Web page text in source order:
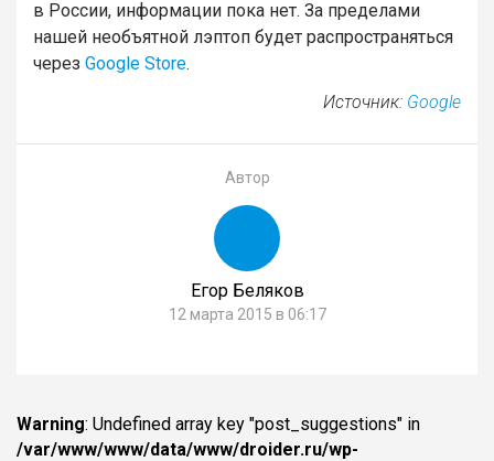
в России, информации пока нет. За пределами
нашей необъятной лэптоп будет распространяться
через Google Store.
Источник: Google
Автор
Егор Беляков
12 марта 2015 в 06:17
Warning: Undefined array key "post_suggestions" in
/var/www/www/data/www/droider.ru/wp-